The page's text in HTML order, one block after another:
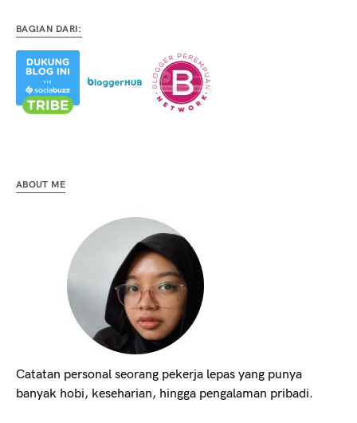
BAGIAN DARI:
ABOUT ME
Catatan personal seorang pekerja lepas yang punya
banyak hobi, keseharian, hingga pengalaman pribadi.